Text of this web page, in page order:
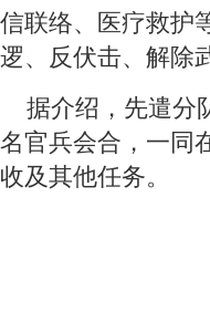
信联络、医疗救护
逻、反伏击、解除
据介绍，先遣分
名官兵会合，一同
收及其他任务。